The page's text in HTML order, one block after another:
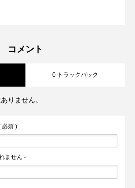
倒しへ 山都町の通潤橋が熊本県
ＡＩ ＣｈａｔＧＰＴの実証実験
へ
コメント
0 トラックバック
りません。
必須 )
ません -